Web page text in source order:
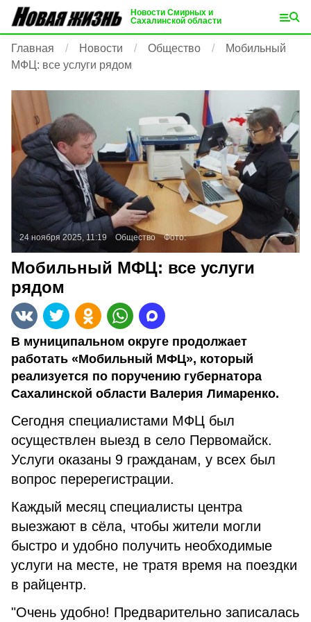
Новости Смирных и
Сахалинской области
Главная Новости Общество
Мобильный
МФЦ: все услуги рядом
24 ноября 2025, 11:19 Общество Фото:
Мобильный МФЦ: все услуги
рядом
В муниципальном округе продолжает
работать «Мобильный МФЦ», который
реализуется по поручению губернатора
Сахалинской области Валерия Лимаренко.
Сегодня специалистами МФЦ был
осуществлен выезд в село Первомайск.
Услуги оказаны 9 гражданам, у всех был
вопрос перерегистрации.
Каждый месяц специалисты центра
выезжают в сёла, чтобы жители могли
быстро и удобно получить необходимые
услуги на месте, не тратя время на поездки
в райцентр.
"Очень удобно! Предварительно записалась